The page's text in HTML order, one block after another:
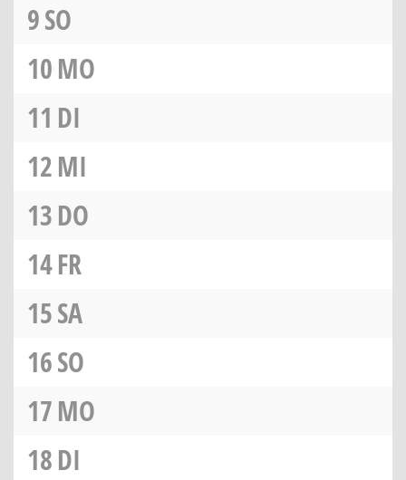
9SO
10MO
11 DI
12MI
13DO
14FR
15SA
16SO
17MO
18DI